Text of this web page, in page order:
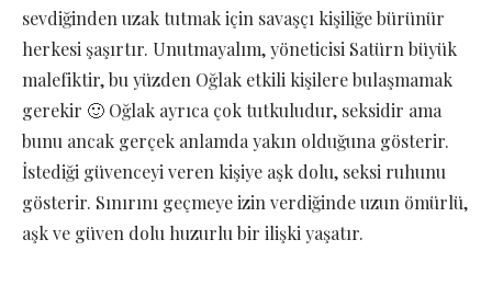
sevdiğinden uzak tutmak için savaşçı kişiliğe bürünür
herkesi şaşırtır. Unutmayalım, yöneticisi Satürn büyük
malefiktir, bu yüzden Oğlak etkili kişilere bulaşmamak
gerekir 🙂 Oğlak ayrıca çok tutkuludur, seksidir ama
bunu ancak gerçek anlamda yakın olduğuna gösterir.
İstediği güvenceyi veren kişiye aşk dolu, seksi ruhunu
gösterir. Sınırını geçmeye izin verdiğinde uzun ömürlü,
aşk ve güven dolu huzurlu bir ilişki yaşatır.